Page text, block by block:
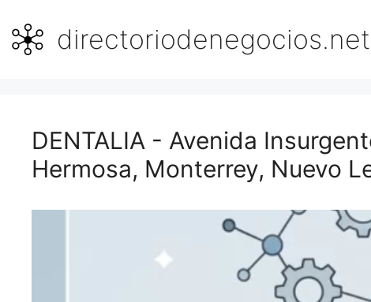
contenidodirectoriodenegocios.net
DENTALIA - Avenida
Hermosa, Monterrey, Nuevo